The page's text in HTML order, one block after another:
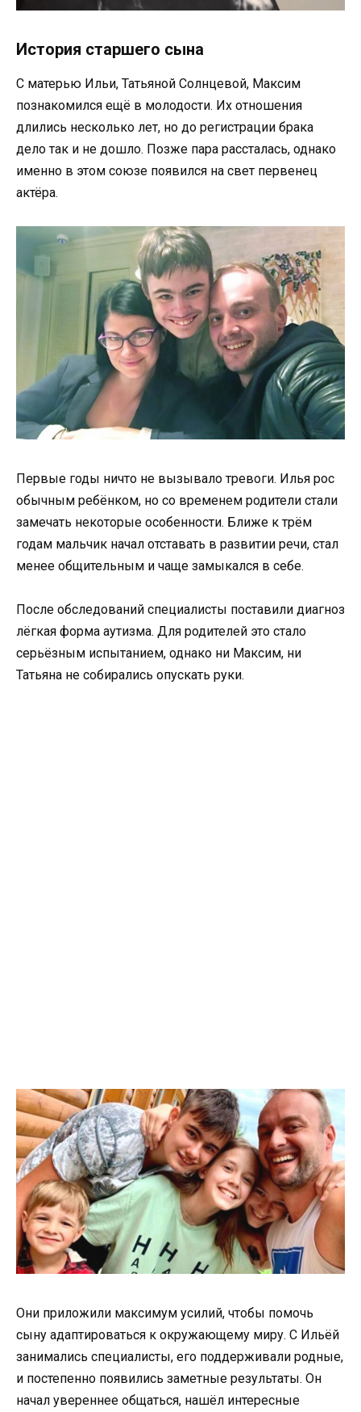
История старшего сына
С матерью Ильи, Татьяной Солнцевой, Максим
познакомился ещё в молодости. Их отношения
длились несколько лет, но до регистрации брака
дело так и не дошло. Позже пара рассталась, однако
именно в этом союзе появился на свет первенец
актёра.
Первые годы ничто не вызывало тревоги. Илья рос
обычным ребёнком, но со временем родители стали
замечать некоторые особенности. Ближе к трём
годам мальчик начал отставать в развитии речи, стал
менее общительным и чаще замыкался в себе.
После обследований специалисты поставили диагноз
лёгкая форма аутизма. Для родителей это стало
серьёзным испытанием, однако ни Максим, ни
Татьяна не собирались опускать руки.
Они приложили максимум усилий, чтобы помочь
сыну адаптироваться к окружающему миру. С Ильёй
занимались специалисты, его поддерживали родные,
и постепенно появились заметные результаты. Он
начал увереннее общаться, нашёл интересные